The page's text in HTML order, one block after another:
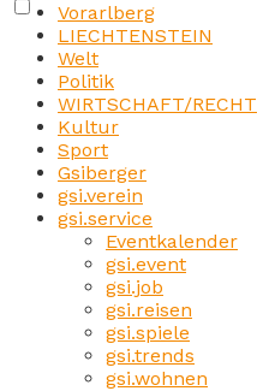
Vorarlberg
LIECHTENSTEIN
Welt
Politik
WIRTSCHAFT/RECHT
Kultur
Sport
Gsiberger
gsi.verein
gsi.service
Eventkalender
gsi.event
gsi.job
gsi.reisen
gsi.spiele
gsi.trends
gsi.wohnen